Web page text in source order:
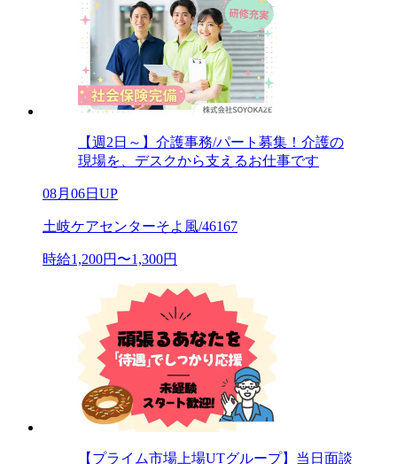
【週2日～】介護事務/パート募集！介護の
現場を、デスクから支えるお仕事です
08月06日UP
土岐ケアセンターそよ風/46167
時給1,200円〜1,300円
【プライム市場上場UTグループ】当日面談